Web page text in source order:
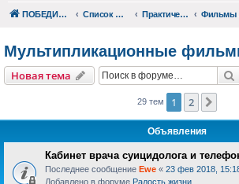
ПОБЕДИШЬ.РУ Список форумов Практический раздел
Мультипликационные
Новая тема
29 тем 1 2
Объявления
Кабинет врача суицидолога и
Последнее сообщение Ewe « 23 фев 2018,
Добавлено в форуме Радость жизни